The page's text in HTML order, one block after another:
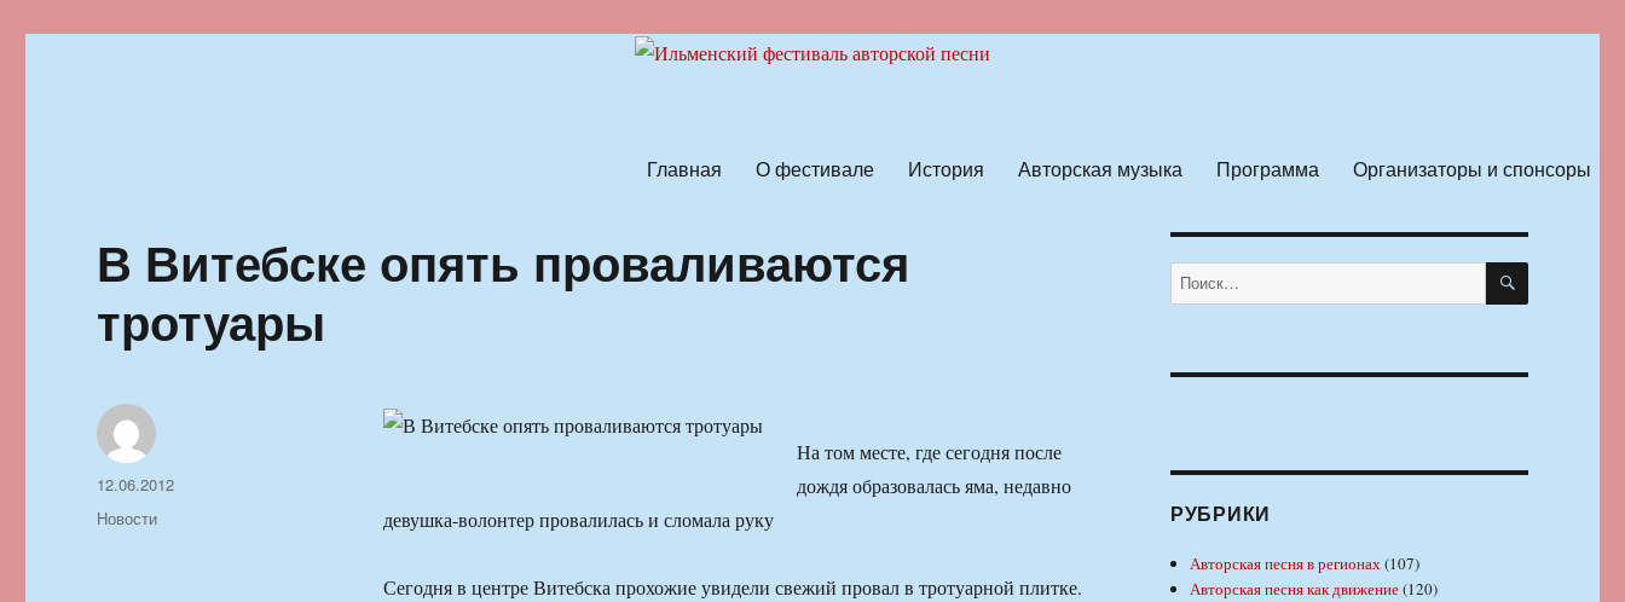
Главная О фестивале История Авторская музыка Программа Организаторы и спонсоры
В Витебске опять проваливаются
тротуары
На том месте, где сегодня после
дождя образовалась яма, недавно
девушка-волонтер провалилась и сломала руку
Сегодня в центре Витебска прохожие увидели свежий провал в тротуарной плитке.
Автор
Опубликовано
12.06.2012
Рубрики
Новости
Искать: ПОИСК
РУБРИКИ
Авторская песня в регионах(107)
Авторская песня как движение(120)